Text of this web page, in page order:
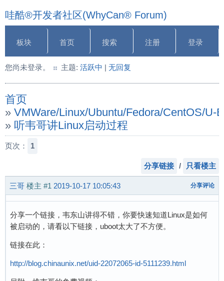
哇酷®开发者社区(WhyCan® Forum)
板块 首页 搜索 注册 登录
您尚未登录。 主题: 活跃中 | 无回复
首页
» VMWare/Linux/Ubuntu/Fedora/CentOS/U-
» 听韦哥讲Linux启动过程
页次： 1
分享链接 / 只看楼主
三哥 楼主 #1 2019-10-17 10:05:43 分享评论
分享一个链接，韦东山讲得不错，你要快速知道Linux是如何
被启动的，请看以下链接，uboot太大了不方便。
链接在此：
http://blog.chinaunix.net/uid-22072065-id-5111239.html